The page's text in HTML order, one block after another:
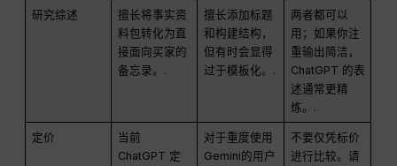
研究综述
擅长将事实资
料包转化为直
接面向买家的
备忘录。.
擅长添加标题
和构建结构，
但有时会显得
过于模板化。.
两者都可以
用；如果你注
重输出简洁，
ChatGPT 的表
述通常更精
炼。.
定价
当前
ChatGPT 定
对于重度使用
Gemini的用户
不要仅凭标价
进行比较。请